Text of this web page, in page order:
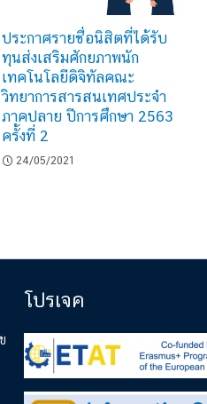
ประกาศรายชื่อนิสิตที่ได้รับ
ทุนส่งเสริมศักยภาพนัก
เทคโนโลยีดิจิทัลคณะ
วิทยาการสารสนเทศประจำ
ภาคปลาย ปีการศึกษา 2563
ครั้งที่ 2
24/05/2021
โปรเจค